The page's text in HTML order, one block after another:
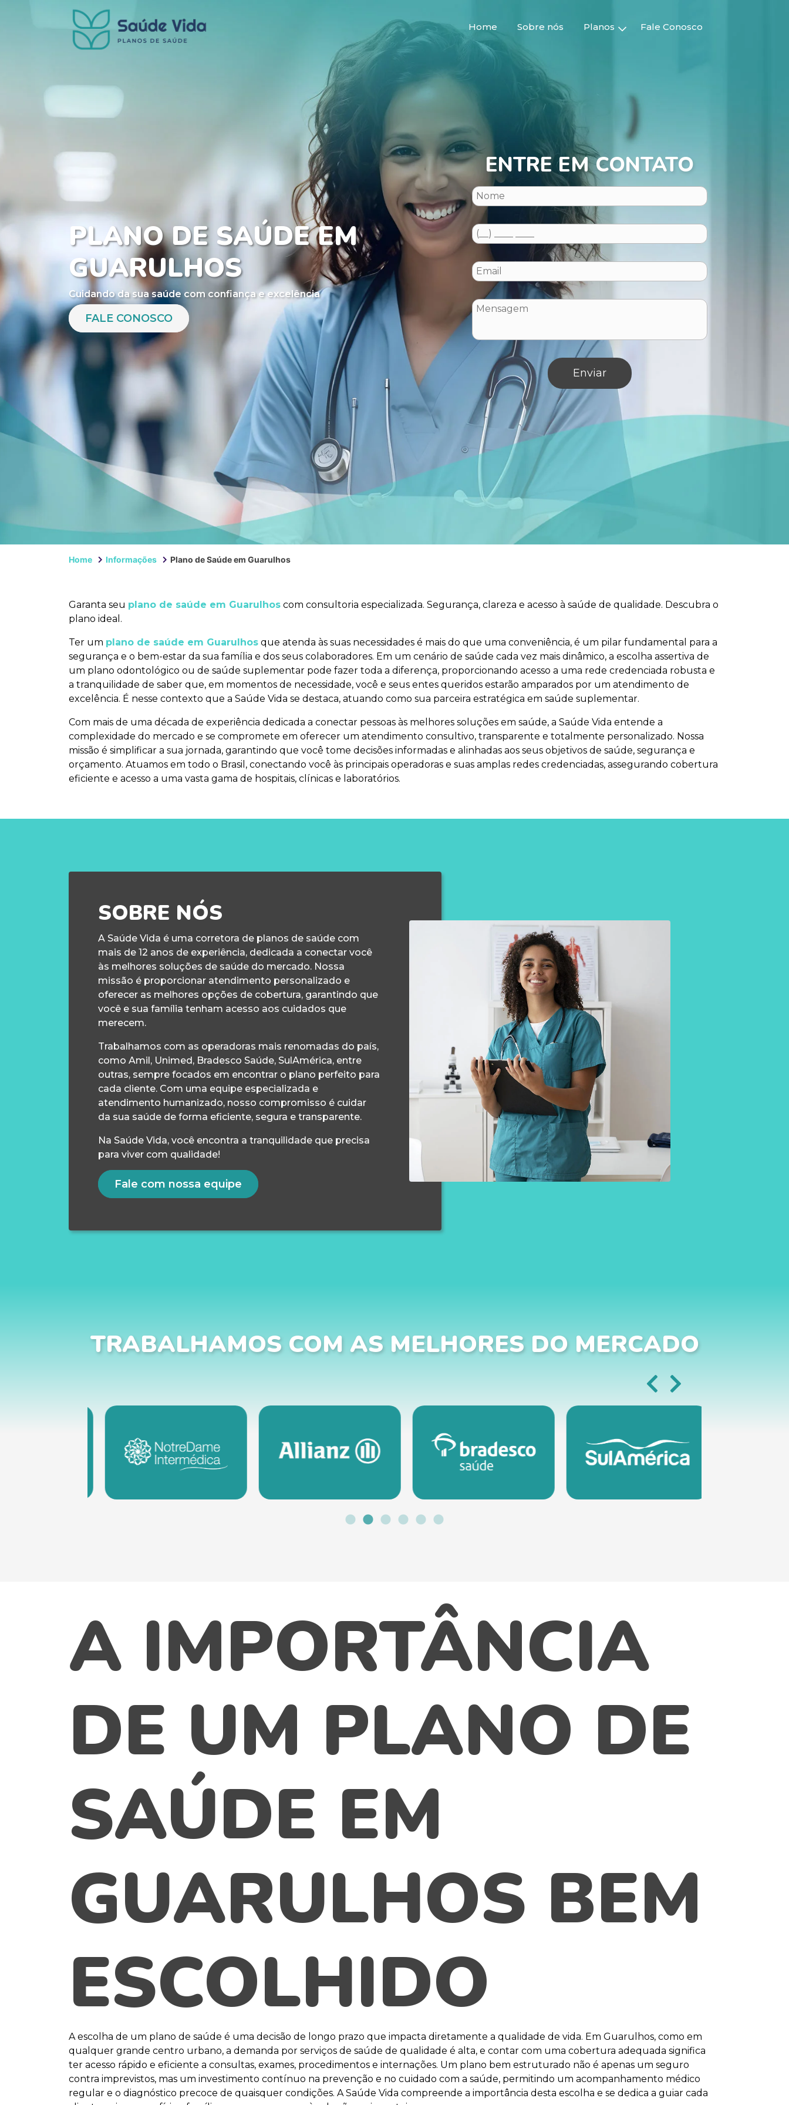
Home Sobre nós Planos Fale Conosco
PLANO DE SAÚDE EM
GUARULHOS
Cuidando da sua saúde com confiança e excelência
FALE CONOSCO
ENTRE EM CONTATO
Home Informações Plano de Saúde em Guarulhos
Garanta seu plano de saúde em Guarulhos com consultoria especializada. Segurança, clareza e acesso à saúde de qualidade. Descubra o
plano ideal.
Ter um plano de saúde em Guarulhos que atenda às suas necessidades é mais do que uma conveniência, é um pilar fundamental para a
segurança e o bem-estar da sua família e dos seus colaboradores. Em um cenário de saúde cada vez mais dinâmico, a escolha assertiva de
um plano odontológico ou de saúde suplementar pode fazer toda a diferença, proporcionando acesso a uma rede credenciada robusta e
a tranquilidade de saber que, em momentos de necessidade, você e seus entes queridos estarão amparados por um atendimento de
excelência. É nesse contexto que a Saúde Vida se destaca, atuando como sua parceira estratégica em saúde suplementar.
Com mais de uma década de experiência dedicada a conectar pessoas às melhores soluções em saúde, a Saúde Vida entende a
complexidade do mercado e se compromete em oferecer um atendimento consultivo, transparente e totalmente personalizado. Nossa
missão é simplificar a sua jornada, garantindo que você tome decisões informadas e alinhadas aos seus objetivos de saúde, segurança e
orçamento. Atuamos em todo o Brasil, conectando você às principais operadoras e suas amplas redes credenciadas, assegurando cobertura
eficiente e acesso a uma vasta gama de hospitais, clínicas e laboratórios.
SOBRE NÓS
A Saúde Vida é uma corretora de planos de saúde com
mais de 12 anos de experiência, dedicada a conectar você
às melhores soluções de saúde do mercado. Nossa
missão é proporcionar atendimento personalizado e
oferecer as melhores opções de cobertura, garantindo que
você e sua família tenham acesso aos cuidados que
merecem.
Trabalhamos com as operadoras mais renomadas do país,
como Amil, Unimed, Bradesco Saúde, SulAmérica, entre
outras, sempre focados em encontrar o plano perfeito para
cada cliente. Com uma equipe especializada e
atendimento humanizado, nosso compromisso é cuidar
da sua saúde de forma eficiente, segura e transparente.
Na Saúde Vida, você encontra a tranquilidade que precisa
para viver com qualidade!
Fale com nossa equipe
TRABALHAMOS COM AS MELHORES DO MERCADO
A IMPORTÂNCIA
DE UM PLANO DE
SAÚDE EM
GUARULHOS BEM
ESCOLHIDO
A escolha de um plano de saúde é uma decisão de longo prazo que impacta diretamente a qualidade de vida. Em Guarulhos, como em
qualquer grande centro urbano, a demanda por serviços de saúde de qualidade é alta, e contar com uma cobertura adequada significa
ter acesso rápido e eficiente a consultas, exames, procedimentos e internações. Um plano bem estruturado não é apenas um seguro
contra imprevistos, mas um investimento contínuo na prevenção e no cuidado com a saúde, permitindo um acompanhamento médico
regular e o diagnóstico precoce de quaisquer condições. A Saúde Vida compreende a importância desta escolha e se dedica a guiar cada